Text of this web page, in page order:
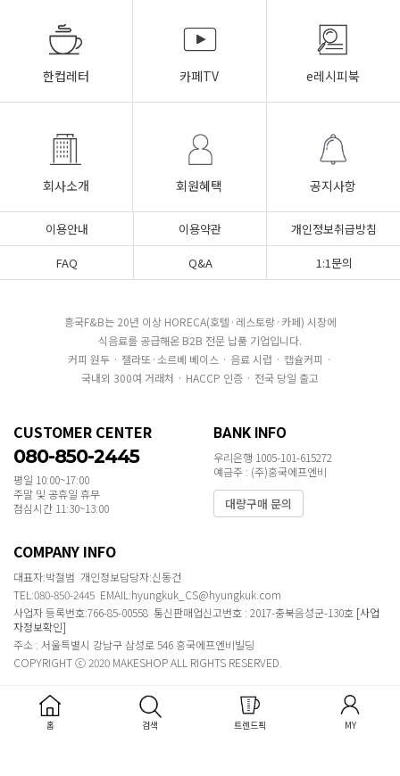
한컵레터 카페TV e레시피북
회사소개 회원혜택 공지사항
이용안내 이용약관
개인정보취급방침
FAQ
Q&A 1:1문의
흥국F&B는 20년 이상 HORECA(호텔·레스토랑·카페) 시장에
식음료를 공급해온 B2B 전문 납품 기업입니다.
커피 원두 · 젤라또·소르베 베이스 · 음료 시럽 · 캡슐커피 ·
국내외 300여 거래처 · HACCP 인증 · 전국 당일 출고
CUSTOMER CENTER
080-850-2445
평일 10:00~17:00
주말 및 공휴일 휴무
점심시간 11:30~13:00
BANK INFO
우리은행 1005-101-615272
예금주 : (주)흥국에프엔비
대량구매 문의
COMPANY INFO
대표자:박철범 개인정보담당자:신동건
TEL:080-850-2445 EMAIL:hyungkuk_CS@hyungkuk.com
사업자 등록번호:766-85-00558 통신판매업신고번호 : 2017-충북음성군-130호 [사업
자정보확인]
주소 : 서울특별시 강남구 삼성로 546 흥국에프엔비빌딩
COPYRIGHT ⓒ 2020 MAKESHOP ALL RIGHTS RESERVED.
홈 검색 트렌드픽 MY